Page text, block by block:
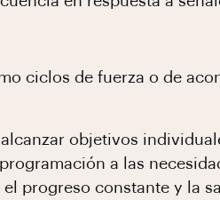
ciclos de fuerza o de
objetivos
a las
progreso constante y la